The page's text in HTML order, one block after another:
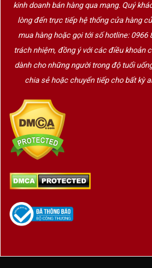
kinh doanh bán hàng qua mạng. Quý
lòng đến trực tiếp hệ thống cửa hàng
mua hàng hoặc gọi tới số hotline: 0966
trách nhiệm, đồng ý với các điều khoản
dành cho những người trong độ tuổi
chia sẻ hoặc chuyển tiếp cho bất kỳ